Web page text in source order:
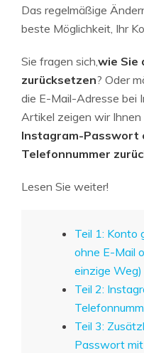
Das regelmäßige
beste Möglichkeit, Ihr
Sie fragen sich,wie Sie
zurücksetzen? Oder
die E-Mail-Adresse bei
Artikel zeigen wir Ihnen
Instagram-Passwort
Telefonnummer
Lesen Sie weiter!
Teil 1: Konto
ohne E-Mail
einzige Weg)
Teil 2:
Teil 3:
Passwort